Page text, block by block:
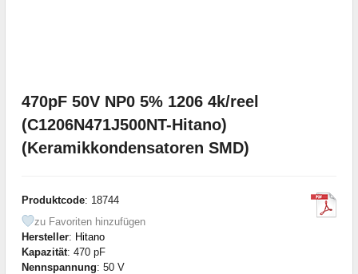
470pF 50V NP0 5% 1206 4k/reel
(C1206N471J500NT-Hitano)
(Keramikkondensatoren SMD)
Produktcode: 18744
zu Favoriten hinzufügen
Hersteller: Hitano
Kapazität: 470 pF
Nennspannung: 50 V